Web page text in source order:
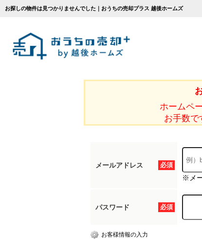
お探しの物件は見つかりませんでした｜おうちの売却プラス 越後ホームズ
ホームペ
お手数で
必須
メールアドレス
※メ
必須
パスワード
お客様情報の入力